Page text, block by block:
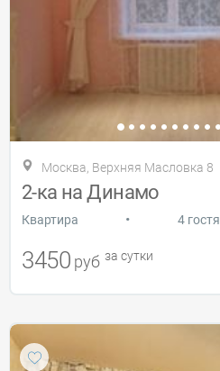
Москва, Верхняя Масловка 8
2-ка на Динамо
Квартира • 4 гостя
3450 руб за сутки